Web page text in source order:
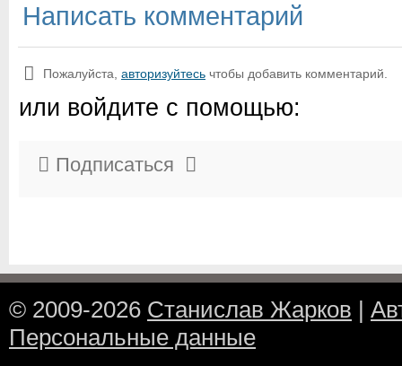
Написать комментарий
Пожалуйста, авторизуйтесь чтобы добавить комментарий.
или войдите с помощью:
Подписаться
© 2009-2026 Станислав Жарков |
Персональные данные